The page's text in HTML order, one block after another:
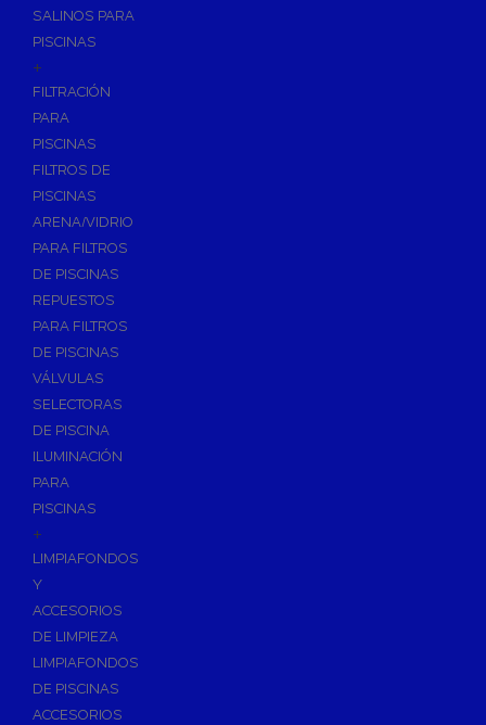
SALINOS PARA
PISCINAS
+
FILTRACIÓN
PARA
PISCINAS
FILTROS DE
PISCINAS
ARENA/VIDRIO
PARA FILTROS
DE PISCINAS
REPUESTOS
PARA FILTROS
DE PISCINAS
VÁLVULAS
SELECTORAS
DE PISCINA
ILUMINACIÓN
PARA
PISCINAS
+
LIMPIAFONDOS
Y
ACCESORIOS
DE LIMPIEZA
LIMPIAFONDOS
DE PISCINAS
ACCESORIOS